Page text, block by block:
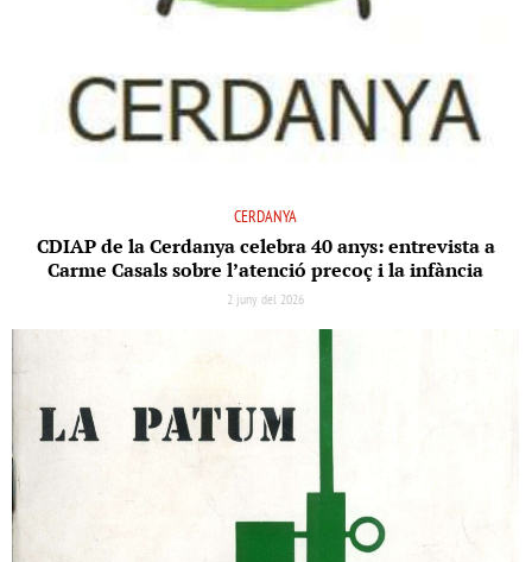
CERDANYA
CDIAP de la Cerdanya celebra 40 anys: entrevista a
Carme Casals sobre l’atenció precoç i la infància
2 juny del 2026